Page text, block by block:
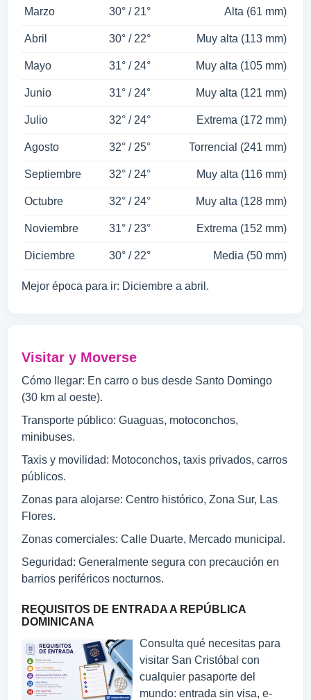
Marzo 30° / 21° Alta (61 mm)
Abril 30° / 22° Muy alta (113 mm)
Mayo 31° / 24° Muy alta (105 mm)
Junio 31° / 24° Muy alta (121 mm)
Julio 32° / 24° Extrema (172 mm)
Agosto 32° / 25° Torrencial (241 mm)
Septiembre 32° / 24° Muy alta (116 mm)
Octubre 32° / 24° Muy alta (128 mm)
Noviembre 31° / 23° Extrema (152 mm)
Diciembre 30° / 22° Media (50 mm)
Mejor época para ir: Diciembre a abril.
Visitar y Moverse
Cómo llegar: En carro o bus desde Santo Domingo
(30 km al oeste).
Transporte público: Guaguas, motoconchos,
minibuses.
Taxis y movilidad: Motoconchos, taxis privados, carros
públicos.
Zonas para alojarse: Centro histórico, Zona Sur, Las
Flores.
Zonas comerciales: Calle Duarte, Mercado municipal.
Seguridad: Generalmente segura con precaución en
barrios periféricos nocturnos.
REQUISITOS DE ENTRADA A REPÚBLICA
DOMINICANA
Consulta qué necesitas para
visitar San Cristóbal con
cualquier pasaporte del
mundo: entrada sin visa, e-